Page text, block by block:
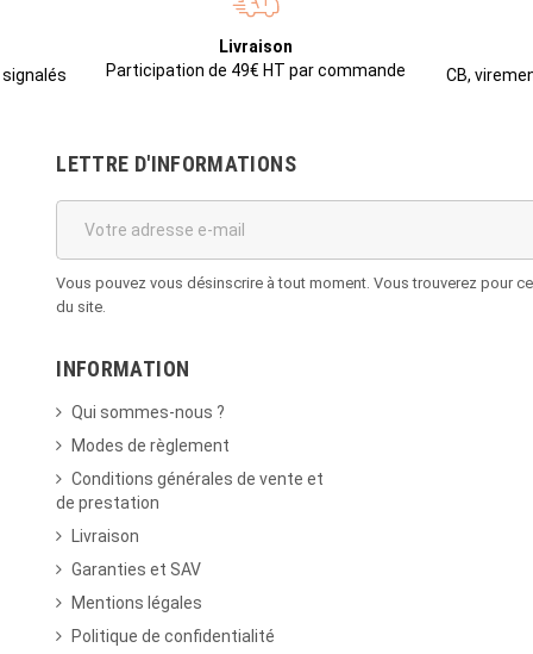
Livraison
Participation de 49€ HT par commande
CB,
LETTRE D'INFORMATIONS
Vous pouvez vous désinscrire à tout moment. Vous trouverez pour
du site.
INFORMATION
Qui sommes-nous ?
Modes de règlement
Conditions générales de vente et
de prestation
Livraison
Garanties et SAV
Mentions légales
Politique de confidentialité